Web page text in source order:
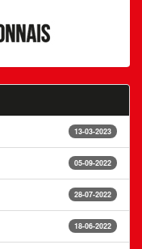
13-03-2023
05-09-2022
28-07-2022
18-06-2022